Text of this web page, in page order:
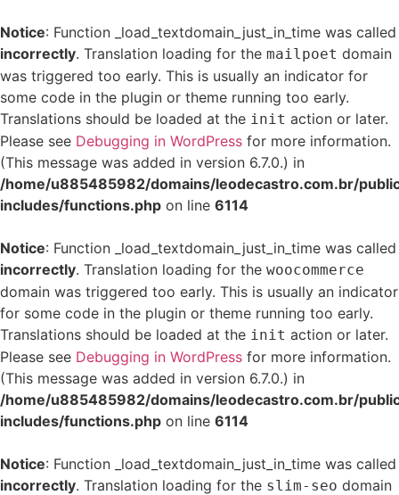
Notice: Function _load_textdomain_just_in_time was called
incorrectly. Translation loading for the mailpoet domain
was triggered too early. This is usually an indicator for
some code in the plugin or theme running too early.
Translations should be loaded at the init action or later.
Please see Debugging in WordPress for more information.
(This message was added in version 6.7.0.) in
/home/u885485982/domains/leodecastro.com.br/
includes/functions.php on line 6114
Notice: Function _load_textdomain_just_in_time was called
incorrectly. Translation loading for the woocommerce
domain was triggered too early. This is usually an indicator
for some code in the plugin or theme running too early.
Translations should be loaded at the init action or later.
Please see Debugging in WordPress for more information.
(This message was added in version 6.7.0.) in
/home/u885485982/domains/leodecastro.com.br/
includes/functions.php on line 6114
Notice: Function _load_textdomain_just_in_time was called
incorrectly. Translation loading for the slim-seo domain